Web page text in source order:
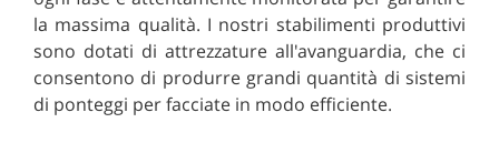
la massima qualità. I nostri stabilimenti produttivi
sono dotati di attrezzature all'avanguardia, che ci
consentono di produrre grandi quantità di sistemi
di ponteggi per facciate in modo efficiente.